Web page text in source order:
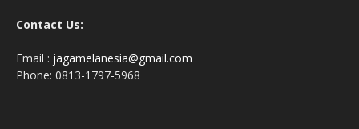
Contact Us:
Email : jagamelanesia@gmail.com
Phone: 0813-1797-5968